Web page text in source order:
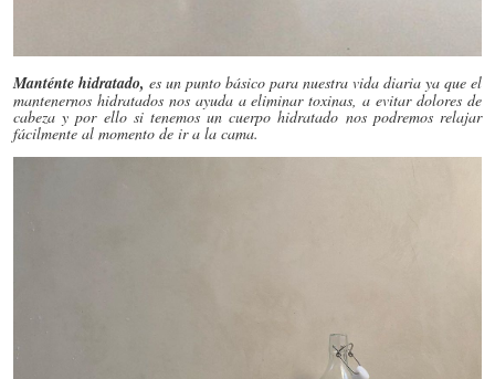
Manténte hidratado, es un punto básico para nuestra vida diaria ya que el
mantenernos hidratados nos ayuda a eliminar toxinas, a evitar dolores de
cabeza y por ello si tenemos un cuerpo hidratado nos podremos relajar
fácilmente al momento de ir a la cama.